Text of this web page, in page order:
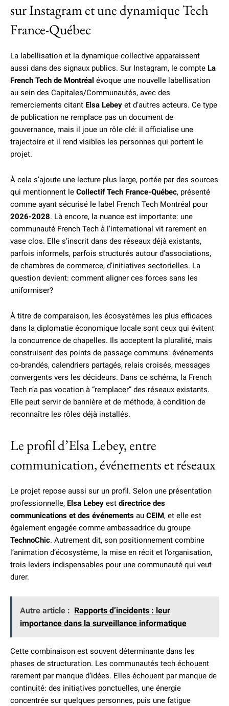
sur Instagram et une dynamique Tech
France-Québec
La labellisation et la dynamique collective apparaissent
aussi dans des signaux publics. Sur Instagram, le compte La
French Tech de Montréal évoque une nouvelle labellisation
au sein des Capitales/Communautés, avec des
remerciements citant Elsa Lebey et d’autres acteurs. Ce type
de publication ne remplace pas un document de
gouvernance, mais il joue un rôle clé: il officialise une
trajectoire et il rend visibles les personnes qui portent le
projet.
À cela s’ajoute une lecture plus large, portée par des sources
qui mentionnent le Collectif Tech France-Québec, présenté
comme ayant sécurisé le label French Tech Montréal pour
2026-2028. Là encore, la nuance est importante: une
communauté French Tech à l’international vit rarement en
vase clos. Elle s’inscrit dans des réseaux déjà existants,
parfois informels, parfois structurés autour d’associations,
de chambres de commerce, d’initiatives sectorielles. La
question devient: comment aligner ces forces sans les
uniformiser?
À titre de comparaison, les écosystèmes les plus efficaces
dans la diplomatie économique locale sont ceux qui évitent
la concurrence de chapelles. Ils acceptent la pluralité, mais
construisent des points de passage communs: événements
co-brandés, calendriers partagés, relais croisés, messages
convergents vers les décideurs. Dans ce schéma, la French
Tech n’a pas vocation à “remplacer” des réseaux existants.
Elle peut servir de bannière et de méthode, à condition de
reconnaître les rôles déjà installés.
Le profil d’Elsa Lebey, entre
communication, événements et réseaux
Le projet repose aussi sur un profil. Selon une présentation
professionnelle, Elsa Lebey est directrice des
communications et des événements au CEIM, et elle est
également engagée comme ambassadrice du groupe
TechnoChic. Autrement dit, son positionnement combine
l’animation d’écosystème, la mise en récit et l’organisation,
trois leviers indispensables pour une communauté qui veut
durer.
Autre article : Rapports d’incidents : leur
importance dans la surveillance informatique
Cette combinaison est souvent déterminante dans les
phases de structuration. Les communautés tech échouent
rarement par manque d’idées. Elles échouent par manque de
continuité: des initiatives ponctuelles, une énergie
concentrée sur quelques personnes, puis une fatigue